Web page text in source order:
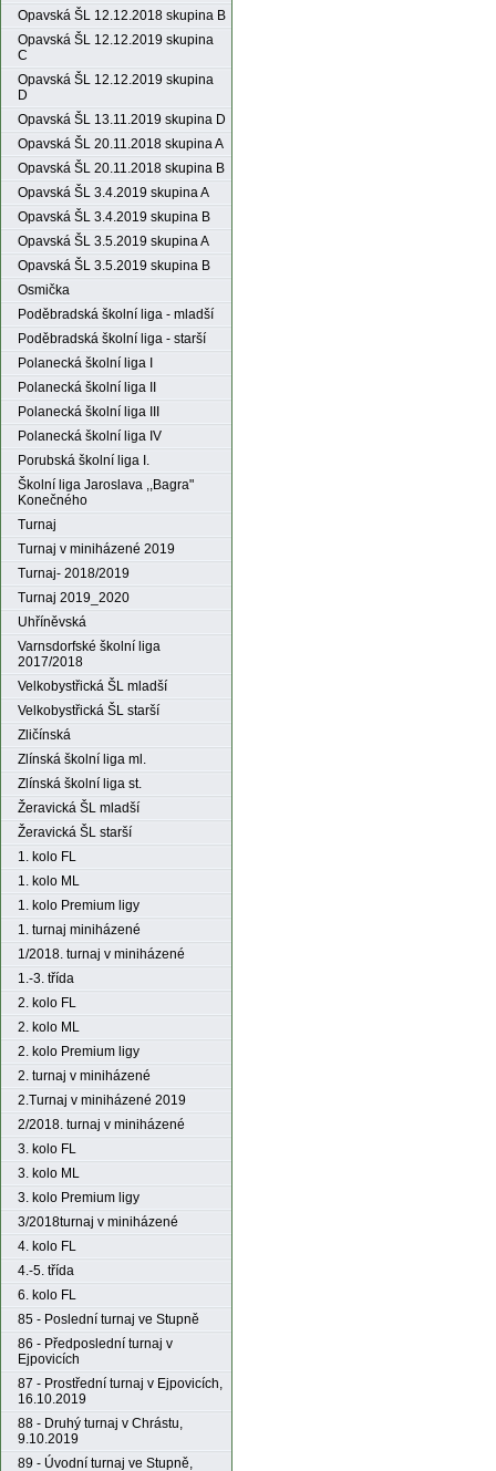
Opavská ŠL 12.12.2018 skupina B
Opavská ŠL 12.12.2019 skupina
C
Opavská ŠL 12.12.2019 skupina
D
Opavská ŠL 13.11.2019 skupina D
Opavská ŠL 20.11.2018 skupina A
Opavská ŠL 20.11.2018 skupina B
Opavská ŠL 3.4.2019 skupina A
Opavská ŠL 3.4.2019 skupina B
Opavská ŠL 3.5.2019 skupina A
Opavská ŠL 3.5.2019 skupina B
Osmička
Poděbradská školní liga - mladší
Poděbradská školní liga - starší
Polanecká školní liga I
Polanecká školní liga II
Polanecká školní liga III
Polanecká školní liga IV
Porubská školní liga I.
Školní liga Jaroslava ,,Bagra"
Konečného
Turnaj
Turnaj v miniházené 2019
Turnaj- 2018/2019
Turnaj 2019_2020
Uhříněvská
Varnsdorfské školní liga
2017/2018
Velkobystřická ŠL mladší
Velkobystřická ŠL starší
Zličínská
Zlínská školní liga ml.
Zlínská školní liga st.
Žeravická ŠL mladší
Žeravická ŠL starší
1. kolo FL
1. kolo ML
1. kolo Premium ligy
1. turnaj miniházené
1/2018. turnaj v miniházené
1.-3. třída
2. kolo FL
2. kolo ML
2. kolo Premium ligy
2. turnaj v miniházené
2.Turnaj v miniházené 2019
2/2018. turnaj v miniházené
3. kolo FL
3. kolo ML
3. kolo Premium ligy
3/2018turnaj v miniházené
4. kolo FL
4.-5. třída
6. kolo FL
85 - Poslední turnaj ve Stupně
86 - Předposlední turnaj v
Ejpovicích
87 - Prostřední turnaj v Ejpovicích,
16.10.2019
88 - Druhý turnaj v Chrástu,
9.10.2019
89 - Úvodní turnaj ve Stupně,